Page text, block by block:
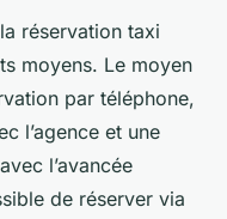
réservation taxi
moyens. Le moyen
par téléphone,
l’agence et une
l’avancée
de réserver via